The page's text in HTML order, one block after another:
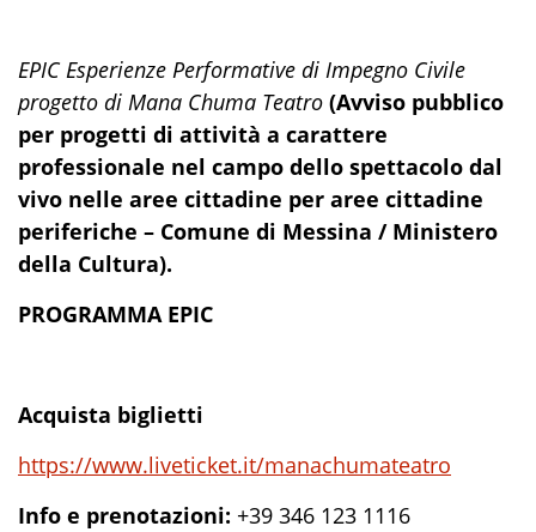
EPIC Esperienze Performative di Impegno Civile
progetto di Mana Chuma Teatro (Avviso pubblico
per progetti di attività a carattere
professionale nel campo dello spettacolo dal
vivo nelle aree cittadine per aree cittadine
periferiche – Comune di Messina / Ministero
della Cultura).
PROGRAMMA EPIC
Acquista biglietti
https://www.liveticket.it/manachumateatro
Info e prenotazioni: +39 346 123 1116